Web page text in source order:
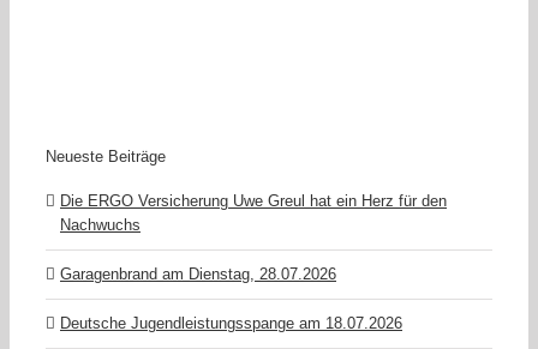
Neueste Beiträge
Die ERGO Versicherung Uwe Greul hat ein Herz für den
Nachwuchs
Garagenbrand am Dienstag, 28.07.2026
Deutsche Jugendleistungsspange am 18.07.2026